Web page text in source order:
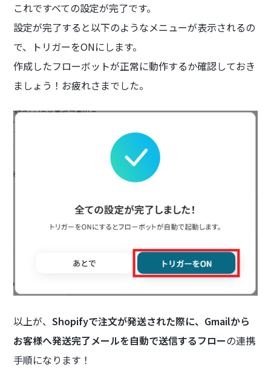
これですべての設定が完了です。
設定が完了すると以下のようなメニューが表示されるの
で、トリガーをONにします。
作成したフローボットが正常に動作するか確認しておき
ましょう！お疲れさまでした。
以上が、Shopifyで注文が発送された際に、Gmailから
お客様へ発送完了メールを自動で送信するフローの連携
手順になります！